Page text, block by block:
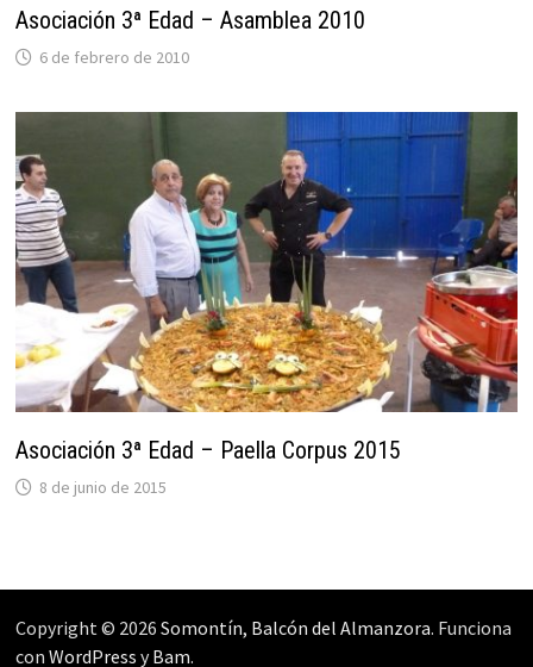
Asociación 3ª Edad – Asamblea 2010
6 de febrero de 2010
Asociación 3ª Edad – Paella Corpus 2015
8 de junio de 2015
Copyright © 2026 Somontín, Balcón del Almanzora. Funciona
con WordPress yBam.